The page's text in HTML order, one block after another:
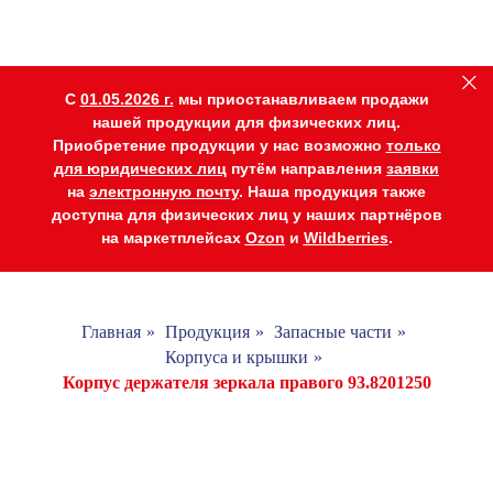
C 01.05.2026 г. мы приостанавливаем продажи
нашей продукции для физических лиц.
Приобретение продукции у нас возможно только
для юридических лиц путём направления заявки
на электронную почту. Наша продукция также
доступна для физических лиц у наших партнёров
на маркетплейсах Ozon и Wildberries.
Главная » Продукция » Запасные части »
Корпуса и крышки »
Корпус держателя зеркала правого 93.8201250